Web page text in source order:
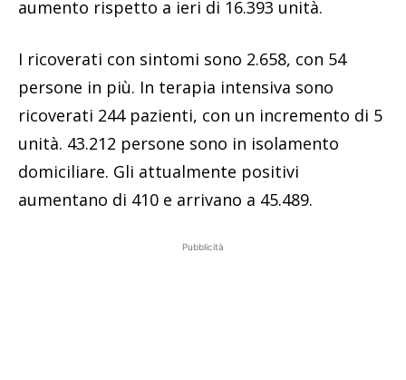
aumento rispetto a ieri di 16.393 unità.
I ricoverati con sintomi sono 2.658, con 54
persone in più. In terapia intensiva sono
ricoverati 244 pazienti, con un incremento di 5
unità. 43.212 persone sono in isolamento
domiciliare. Gli attualmente positivi
aumentano di 410 e arrivano a 45.489.
Pubblicità